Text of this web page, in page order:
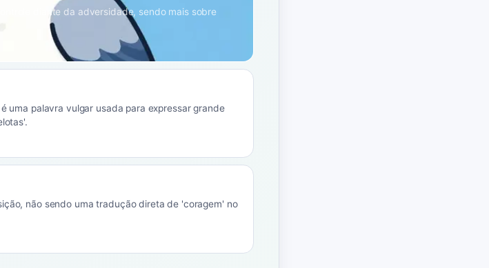
diante da adversidade, sendo mais sobre
uma palavra vulgar usada para expressar grande
não sendo uma tradução direta de 'coragem' no